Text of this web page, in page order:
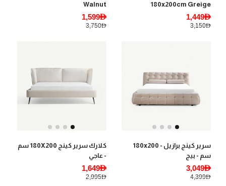
180x200cm Greige
1,449AED
3,150AED
Walnut
1,599AED
3,750AED
سرير كينج برازيل - 180x200
سم - بيج
3,049AED
4,399AED
كلارك سرير كينج 180X200 سم
- عاجي
1,649AED
2,995AED